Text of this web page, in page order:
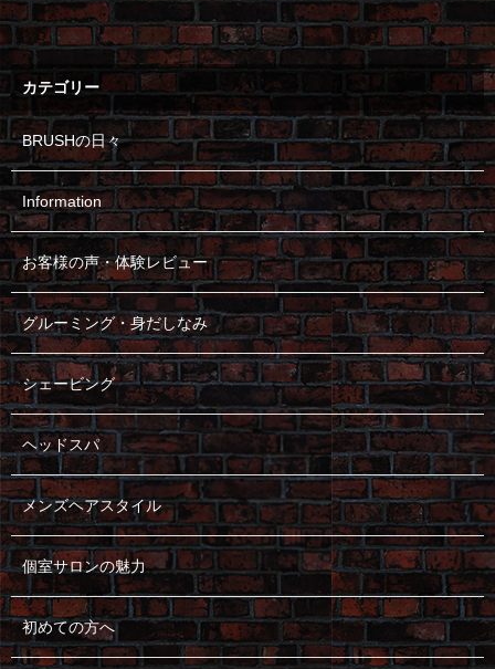
カテゴリー
BRUSHの日々
Information
お客様の声・体験レビュー
グルーミング・身だしなみ
シェービング
ヘッドスパ
メンズヘアスタイル
個室サロンの魅力
初めての方へ